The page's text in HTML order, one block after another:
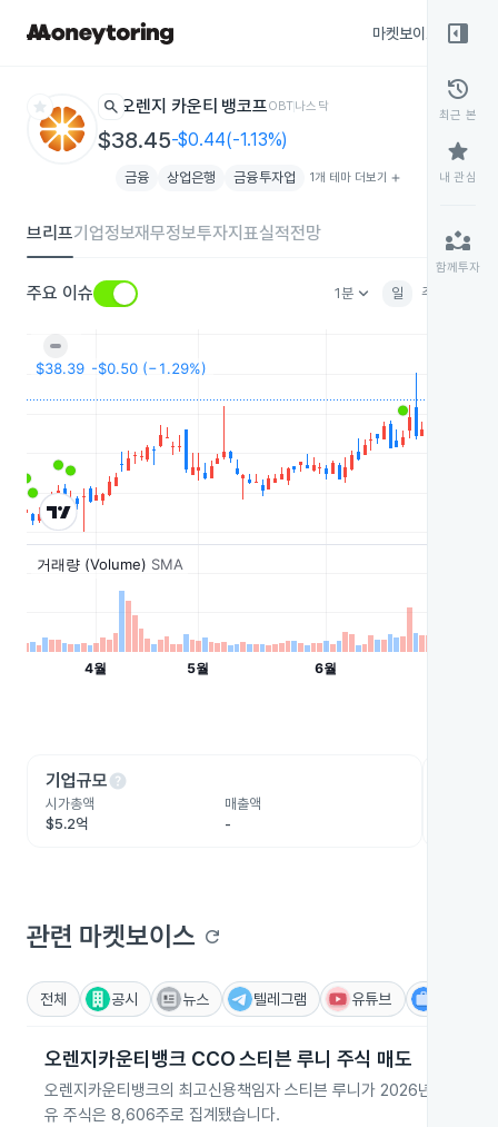
마켓보이스
star search 오렌지 카운티 뱅코프OBT나스닥
$38.45-$0.44(-1.13%)
금융 상업은행 금융투자업 1개 테마 더보기 add
브리프기업정보재무정보투자지표실적전망
주요 이슈 1분keyboard_arrow_down 일 주
기업규모help
시가총액
$5.2억
매출액
-
관련 마켓보이스 refresh
전체 공시 뉴스 텔레그램 유튜브
오렌지카운티뱅크 CCO 스티븐 루니 주식 매도
오렌지카운티뱅크의 최고신용책임자 스티븐 루니가 2026년 8월 4
유 주식은 8,606주로 집계됐습니다.
right_panel_open
history
최근 본
star
내 관심
partner_exchange
함께투자